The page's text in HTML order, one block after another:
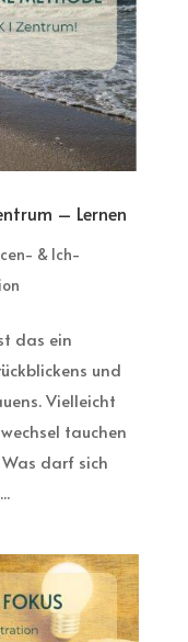
– Lernen
& Ich-
das ein
und
Vielleicht
tauchen
darf sich